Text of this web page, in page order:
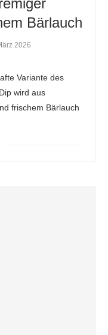
Bärlauch
2026
Variante des
wird aus
frischem Bärlauch